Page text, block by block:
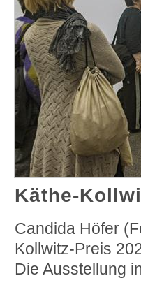
Käthe-
Candida Höfer
Kollwitz-Preis
Die Ausstellung